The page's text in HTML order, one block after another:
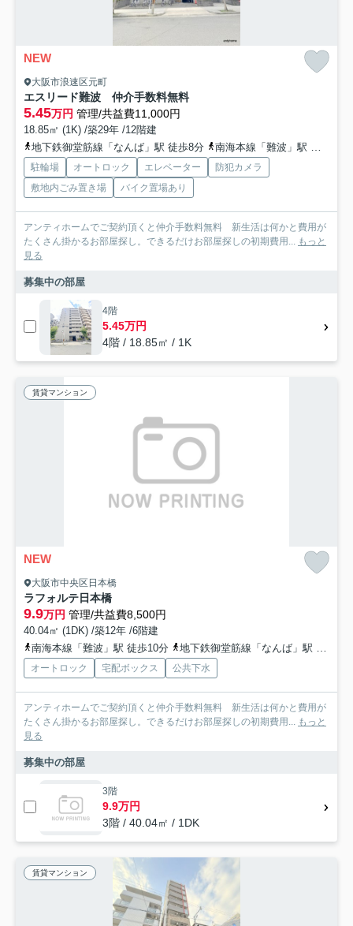
NEW
大阪市浪速区元町
エスリード難波 仲介手数料無料
5.45万円 管理/共益費11,000円
18.85㎡ (1K) /築29年 /12階建
地下鉄御堂筋線「なんば」駅 徒歩8分
南海本線「難波」駅 徒歩9分
駐輪場 オートロック エレベーター
防犯カメラ
敷地内ごみ置き場
バイク置場あり
アンティホームでご契約頂くと仲介手数料無料 新生活は何かと費用が
たくさん掛かるお部屋探し。できるだけお部屋探しの初期費用... もっと
見る
募集中の部屋
4階
5.45万円
4階 / 18.85㎡ / 1K
賃貸マンション
NEW
大阪市中央区日本橋
ラフォルテ日本橋
9.9万円 管理/共益費8,500円
40.04㎡ (1DK) /築12年 /6階建
南海本線「難波」駅 徒歩10分
地下鉄御堂筋線「なんば」駅 徒歩13分
オートロック 宅配ボックス 公共下水
アンティホームでご契約頂くと仲介手数料無料 新生活は何かと費用が
たくさん掛かるお部屋探し。できるだけお部屋探しの初期費用... もっと
見る
募集中の部屋
3階
9.9万円
3階 / 40.04㎡ / 1DK
賃貸マンション